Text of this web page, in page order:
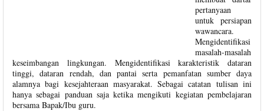
pertanyaan
untuk persiapan
wawancara.
Mengidentifikasi
masalah-masalah
keseimbangan lingkungan. Mengidentifikasi karakteristik dataran
tinggi, dataran rendah, dan pantai serta pemanfatan sumber daya
alamnya bagi kesejahteraan masyarakat. Sebagai catatan tulisan ini
hanya sebagai panduan saja ketika mengikuti kegiatan pembelajaran
bersama Bapak/Ibu guru.